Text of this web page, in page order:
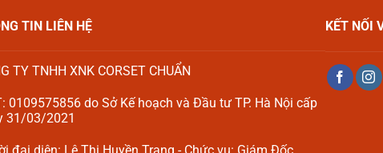
TIN LIÊN HỆ
TY TNHH XNK CORSET CHUẨN
0109575856 do Sở Kế hoạch và Đầu tư TP. Hà Nội cấp
31/03/2021
KẾT NỐI